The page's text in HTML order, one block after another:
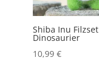
Shiba Inu Filzset
Dinosaurier
10,99€